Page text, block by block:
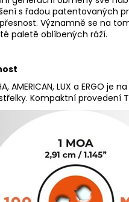
s řadou patentovaných
Významně se na
paletě oblíbených ráží.
AMERICAN, LUX a ERGO
Kompaktní provedení